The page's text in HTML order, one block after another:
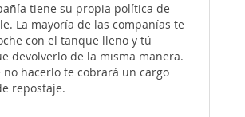
tiene su propia política de
La mayoría de las compañías te
con el tanque lleno y tú
devolverlo de la misma manera.
no hacerlo te cobrará un cargo
repostaje.